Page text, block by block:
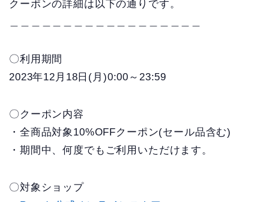
クーポンの詳細は以下の通りです。
〇利用期間
2023年12月18日(月)0:00～23:59
〇クーポン内容
・全商品対象10%OFFクーポン(セール品含む)
・期間中、何度でもご利用いただけます。
〇対象ショップ